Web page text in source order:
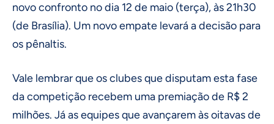
novo confronto no dia 12 de maio (terça), às 21h30
(de Brasília). Um novo empate levará a decisão para
os pênaltis.
Vale lembrar que os clubes que disputam esta fase
da competição recebem uma premiação de R$ 2
milhões. Já as equipes que avançarem às oitavas de